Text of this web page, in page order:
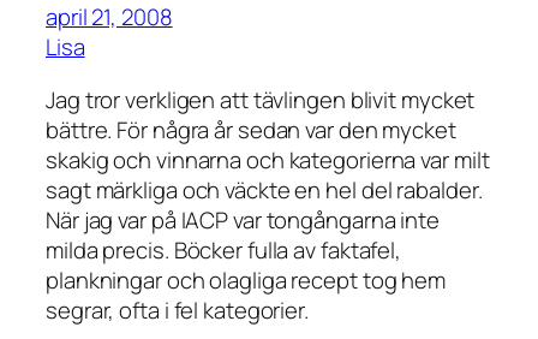
april 21, 2008
Lisa
Jag tror verkligen att tävlingen blivit mycket
bättre. För några år sedan var den mycket
skakig och vinnarna och kategorierna var milt
sagt märkliga och väckte en hel del rabalder.
När jag var på IACP var tongångarna inte
milda precis. Böcker fulla av faktafel,
plankningar och olagliga recept tog hem
segrar, ofta i fel kategorier.